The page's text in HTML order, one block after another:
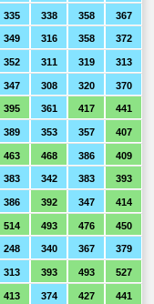
335 338 358 367
349 316 358 372
352 311 319 313
347 308 320 370
395 361 417 441
389 353 357 407
463 468 386 409
383 342 383 393
386 392 347 414
514 493 476 450
248 340 367 379
313 393 493 527
413 374 427 441